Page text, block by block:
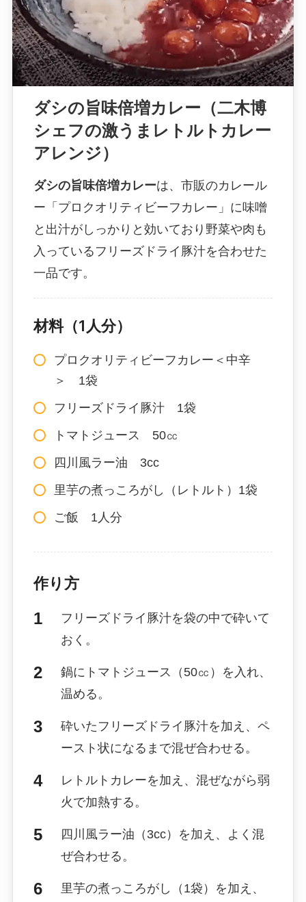
ダシの旨味倍増カレー（二木博
シェフの激うまレトルトカレー
アレンジ）
ダシの旨味倍増カレーは、市販のカレール
ー「プロクオリティビーフカレー」に味噌
と出汁がしっかりと効いており野菜や肉も
入っているフリーズドライ豚汁を合わせた
一品です。
材料（1人分）
プロクオリティビーフカレー＜中辛
＞ 1袋
フリーズドライ豚汁 1袋
トマトジュース 50㏄
四川風ラー油 3cc
里芋の煮っころがし（レトルト）1袋
ご飯 1人分
作り方
フリーズドライ豚汁を袋の中で砕いて
おく。
鍋にトマトジュース（50㏄）を入れ、
温める。
砕いたフリーズドライ豚汁を加え、ペ
ースト状になるまで混ぜ合わせる。
レトルトカレーを加え、混ぜながら弱
火で加熱する。
四川風ラー油（3cc）を加え、よく混
ぜ合わせる。
里芋の煮っころがし（1袋）を加え、